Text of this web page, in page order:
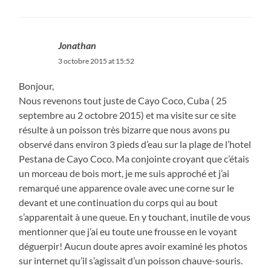
Jonathan
3 octobre 2015 at 15:52
Bonjour,
Nous revenons tout juste de Cayo Coco, Cuba ( 25
septembre au 2 octobre 2015) et ma visite sur ce site
résulte à un poisson très bizarre que nous avons pu
observé dans environ 3 pieds d’eau sur la plage de l’hotel
Pestana de Cayo Coco. Ma conjointe croyant que c’étais
un morceau de bois mort, je me suis approché et j’ai
remarqué une apparence ovale avec une corne sur le
devant et une continuation du corps qui au bout
s’apparentait à une queue. En y touchant, inutile de vous
mentionner que j’ai eu toute une frousse en le voyant
déguerpir! Aucun doute apres avoir examiné les photos
sur internet qu’il s’agissait d’un poisson chauve-souris.